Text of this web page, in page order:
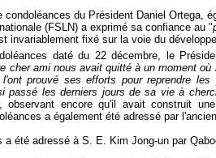
condoléances du Président Daniel Ortega,
(FSLN) a exprimé sa confiance au "
invariablement fixé sur la voie du
daté du 22 décembre, le
cher ami nous avait quitté à un moment
prouvé ses efforts pour reprendre les
passé les derniers jours de sa vie à
observant encore qu'il avait construit
a également été adressé par
a été adressé à S. E. Kim Jong-un par